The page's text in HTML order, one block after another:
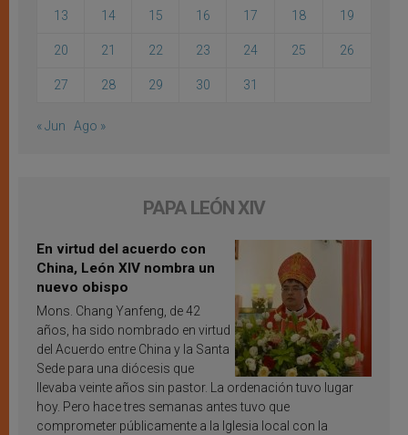
13 14 15 16 17 18 19
20 21 22 23 24 25 26
27 28 29 30 31
« Jun Ago »
PAPA LEÓN XIV
En virtud del acuerdo con
China, León XIV nombra un
nuevo obispo
Mons. Chang Yanfeng, de 42
años, ha sido nombrado en virtud
del Acuerdo entre China y la Santa
Sede para una diócesis que
llevaba veinte años sin pastor. La ordenación tuvo lugar
hoy. Pero hace tres semanas antes tuvo que
comprometer públicamente a la Iglesia local con la